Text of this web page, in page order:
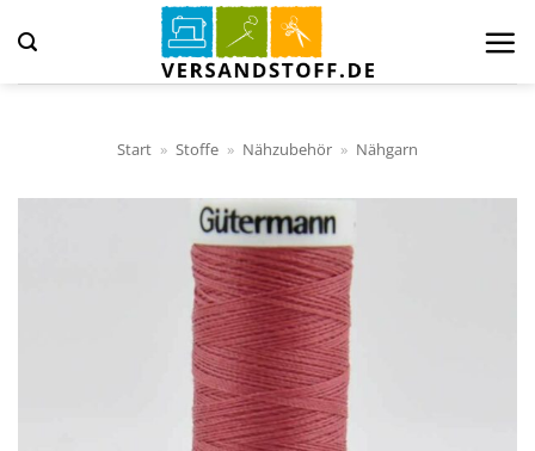
Inhalt
springen
Start » Stoffe » Nähzubehör » Nähgarn